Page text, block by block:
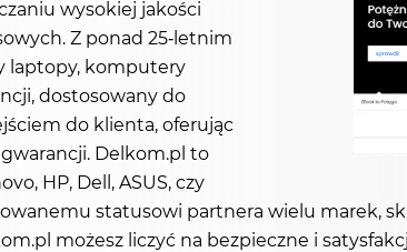
wysokiej jakości
Z ponad 25-letnim
laptopy, komputery
dostosowany do
do klienta, oferując
Delkom.pl to
HP, Dell, ASUS, czy
statusowi partnera wielu marek,
możesz liczyć na bezpieczne i